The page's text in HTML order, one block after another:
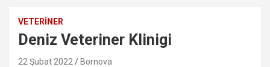
VETERINER
Deniz Veteriner Klinigi
22 Şubat 2022 Bornova